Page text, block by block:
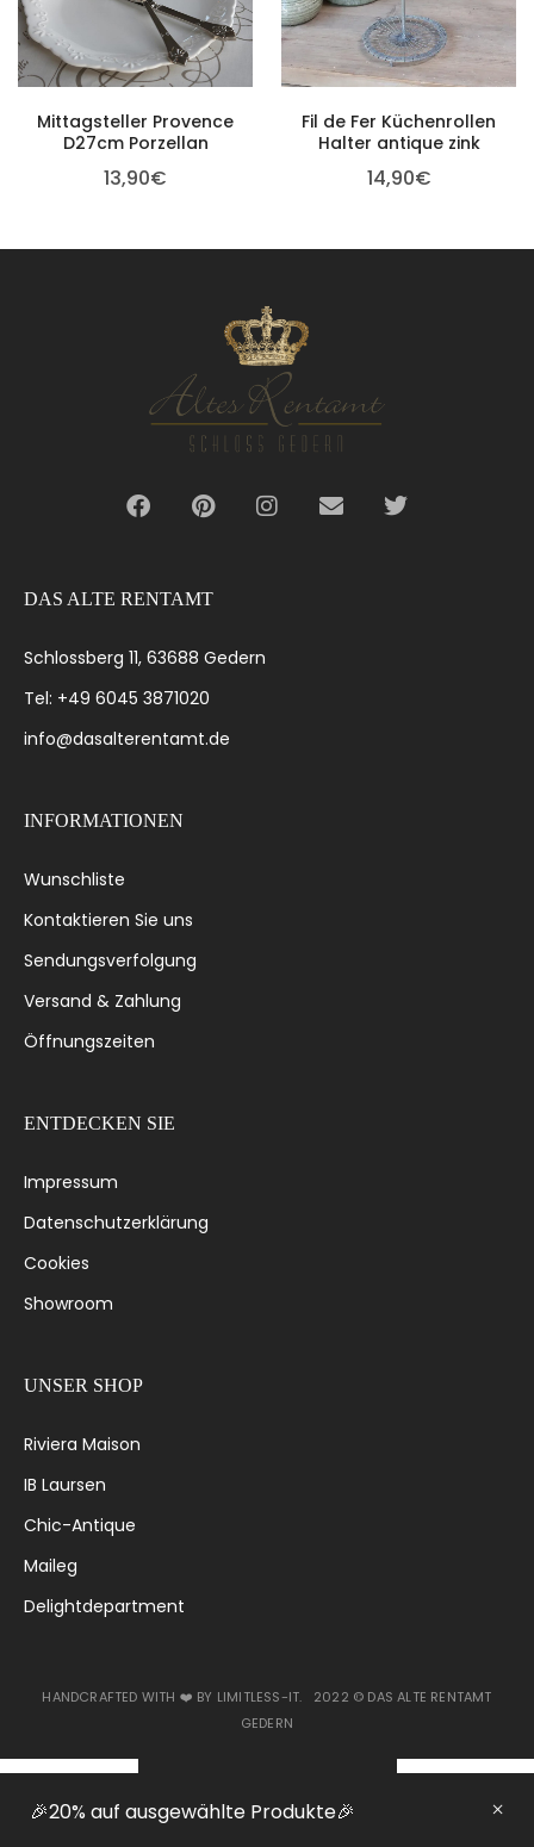
🎉20% auf ausgewählte Produkte🎉
Mittagsteller Provence
D27cm Porzellan
13,90€
Fil de Fer Küchenrollen
Halter antique zink
14,90€
DAS ALTE RENTAMT
Schlossberg 11, 63688 Gedern
Tel: +49 6045 3871020
info@dasalterentamt.de
INFORMATIONEN
Wunschliste
Kontaktieren Sie uns
Sendungsverfolgung
Versand & Zahlung
Öffnungszeiten
ENTDECKEN SIE
Impressum
Datenschutzerklärung
Cookies
Showroom
UNSER SHOP
Riviera Maison
IB Laursen
Chic-Antique
Maileg
Delightdepartment
HANDCRAFTED WITH ❤️ BY LIMITLESS-IT. 2022 © DAS ALTE RENTAMT
GEDERN